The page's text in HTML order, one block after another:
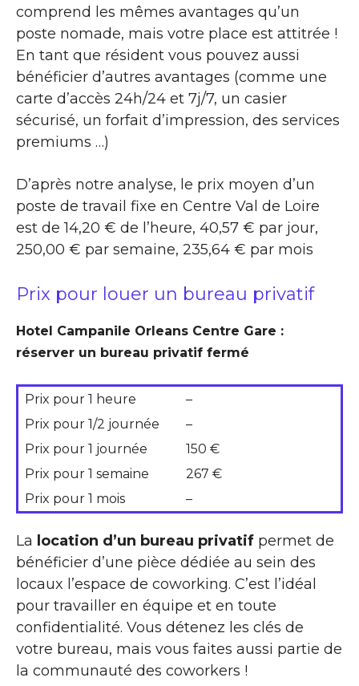
comprend les mêmes avantages qu’un
poste nomade, mais votre place est attitrée !
En tant que résident vous pouvez aussi
bénéficier d’autres avantages (comme une
carte d’accès 24h/24 et 7j/7, un casier
sécurisé, un forfait d’impression, des services
premiums …)
D’après notre analyse, le prix moyen d’un
poste de travail fixe en Centre Val de Loire
est de 14,20 € de l’heure, 40,57 € par jour,
250,00 € par semaine, 235,64 € par mois
Prix pour louer un bureau privatif
Hotel Campanile Orleans Centre Gare :
réserver un bureau privatif fermé
Prix pour 1 heure
–
Prix pour 1/2 journée
–
Prix pour 1 journée
150 €
Prix pour 1 semaine
267 €
Prix pour 1 mois
–
La location d’un bureau privatif permet de
bénéficier d’une pièce dédiée au sein des
locaux l’espace de coworking. C’est l’idéal
pour travailler en équipe et en toute
confidentialité. Vous détenez les clés de
votre bureau, mais vous faites aussi partie de
la communauté des coworkers !